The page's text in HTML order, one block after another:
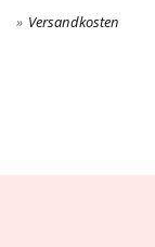
Versandkosten